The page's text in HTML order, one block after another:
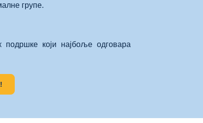
групе.
подршке који најбоље одговара